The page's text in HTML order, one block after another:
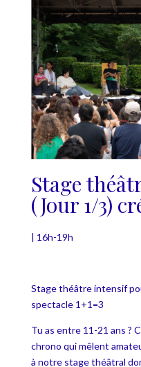
Stage
(Jour 1/3)
| 16h-19h
Stage théâtre intensif
spectacle 1+1=3
Tu as entre 11-21 ans ?
chrono qui mêlent
à notre stage théâtral